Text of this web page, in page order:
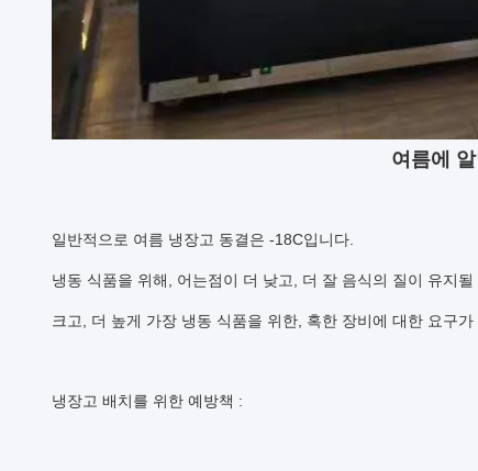
여름에
일반적으로 여름 냉장고 동결은 -18C입니다.
냉동 식품을 위해, 어는점이 더 낮고, 더 잘 음식의 질이 유지
크고, 더 높게 가장 냉동 식품을 위한, 혹한 장비에 대한 요구
냉장고 배치를 위한 예방책 :